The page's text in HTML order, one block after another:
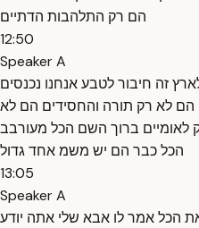
הם רק התלהבות הדתיים
12:50
Speaker A
זה חיבור לטבע אנחנו נכנסים
הם לא רק תורה והחסידים הם לא
לאומיים ברוך השם הכל מעורבב
הכל כבר הם יש משמ אחד גדול
13:05
Speaker A
הכל אמר לו אבא שלי אתה יודע